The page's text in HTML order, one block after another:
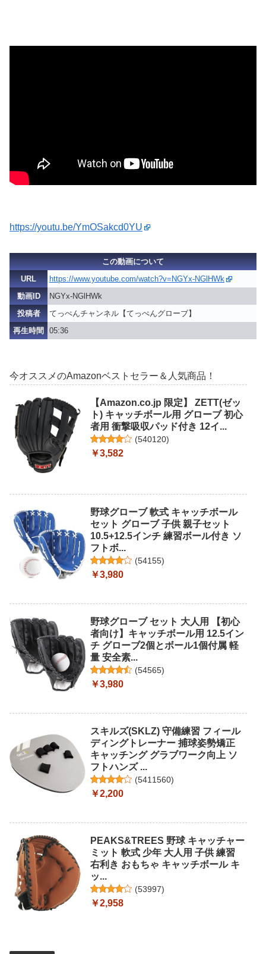
https://youtu.be/YmOSakcd0YU
この動画について
URL
https://www.youtube.com/watch?v=NGYx-NGlHWk
動画ID
NGYx-NGlHWk
投稿者
てっぺんチャンネル【てっぺんグローブ】
再生時間 05:36
今オススメのAmazonベストセラー＆人気商品！
【Amazon.co.jp 限定】 ZETT(ゼッ
ト) キャッチボール用 グローブ 初心
者用 衝撃吸収パッド付き 12イ...
(540120)
￥3,582
野球グローブ 軟式 キャッチボール
セット グローブ 子供 親子セット
10.5+12.5インチ 練習ボール付き ソ
フトボ...
(54155)
￥3,980
野球グローブ セット 大人用 【初心
者向け】キャッチボール用 12.5イン
チ グローブ2個とボール1個付属 軽
量 安全素...
(54565)
￥3,980
スキルズ(SKLZ) 守備練習 フィール
ディングトレーナー 捕球姿勢矯正
キャッチング グラブワーク向上 ソ
フトハンズ ...
(5411560)
￥2,200
PEAKS&TREES 野球 キャッチャー
ミット 軟式 少年 大人用 子供 練習
右利き おもちゃ キャッチボール キ
ッ...
(53997)
￥2,958